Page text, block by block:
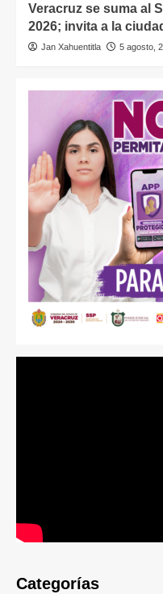
Veracruz se suma al
2026; invita a la
Jan Xahuentitla 5 agosto,
Categorías